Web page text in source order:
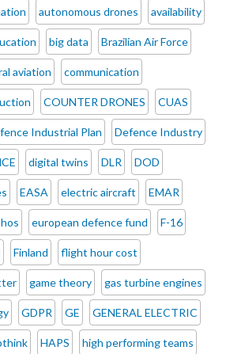
autonomous drones availability
big data Brazilian Air Force
aviation communication
COUNTER DRONES CUAS
Industrial Plan Defence Industry
digital twins DLR DOD
EASA electric aircraft EMAR
european defence fund F-16
Finland flight hour cost
game theory gas turbine engines
GDPR GE GENERAL ELECTRIC
HAPS high performing teams